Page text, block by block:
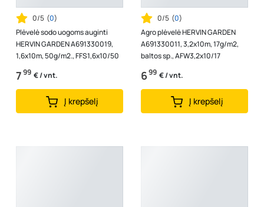
0/5 (0)
Plėvelė sodo uogoms auginti
HERVIN GARDEN A691330019,
1,6x10m, 50g/m2., FFS1,6x10/50
799 € / vnt.
Į krepšelį
0/5 (0)
Agro plėvelė HERVIN GARDEN
A691330011, 3,2x10m, 17g/m2,
baltos sp., AFW3,2x10/17
699 € / vnt.
Į krepšelį